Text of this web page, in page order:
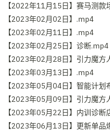
【2022年11月15日】赛马测款
【2023年02月02日】.mp4
【2023年02月11日】.mp4
【2023年02月25日】诊断.mp4
【2023年02月28日】引力魔方
【2023年03月13日】.mp4
【2023年05月04日】智能计
【2023年05月09日】引力魔
【2023年05月22日】内训诊断
【2023年06月13日】更新单